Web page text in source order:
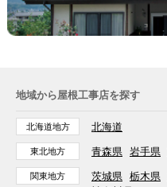
地域から屋根工事店を探す
北海道地方 北海道
東北地方 青森県 岩手県
関東地方 茨城県 栃木県